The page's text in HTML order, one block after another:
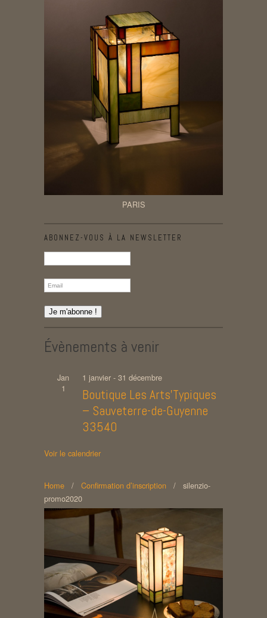
PARIS
ABONNEZ-VOUS À LA NEWSLETTER
Évènements à venir
Jan
1
1 janvier - 31 décembre
Boutique Les Arts’Typiques
– Sauveterre-de-Guyenne
33540
Voir le calendrier
Home / Confirmation d’inscription /
silenzio-
promo2020